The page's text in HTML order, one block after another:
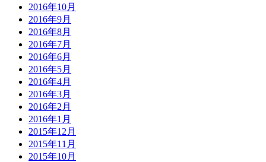
2016年10月
2016年9月
2016年8月
2016年7月
2016年6月
2016年5月
2016年4月
2016年3月
2016年2月
2016年1月
2015年12月
2015年11月
2015年10月